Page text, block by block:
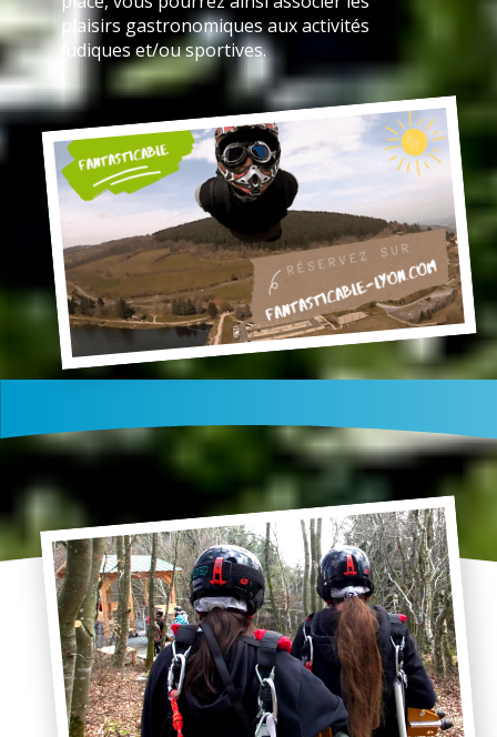
plaisirs gastronomiques aux activités
ludiques et/ou sportives.